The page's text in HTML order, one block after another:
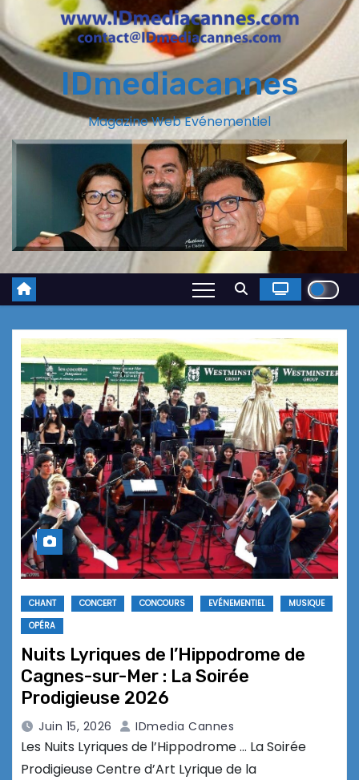
IDmediacannes
Magazine Web Evénementiel
CHANT CONCERT CONCOURS EVÉNEMENTIEL
MUSIQUE
OPÉRA
Nuits Lyriques de l’Hippodrome de
Cagnes-sur-Mer : La Soirée
Prodigieuse 2026
Juin 15, 2026 IDmedia Cannes
Les Nuits Lyriques de l’Hippodrome … La Soirée
Prodigieuse Centre d’Art Lyrique de la